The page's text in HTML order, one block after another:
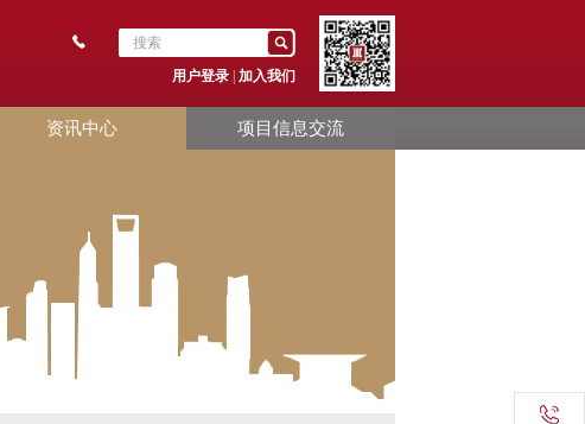
用户登录| 加入我们
资讯中心 项目信息交流